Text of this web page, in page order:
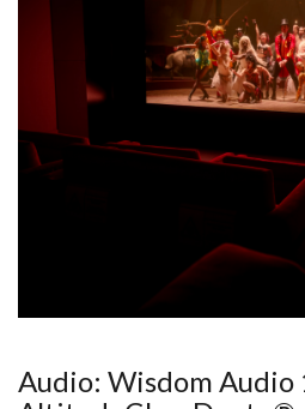
Audio: Wisdom Audio